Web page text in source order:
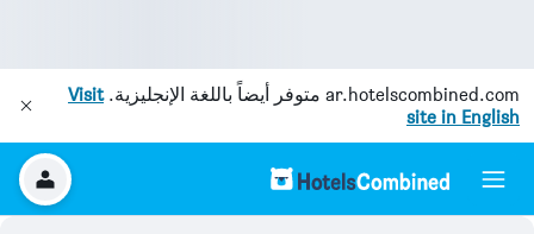
ar.hotelscombined.com متوفر أيضاً باللغة الإنجليزية.Visit
site in English